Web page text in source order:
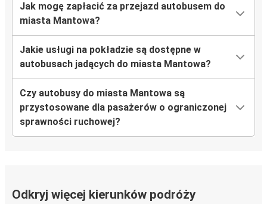
Jak mogę zapłacić za przejazd autobusem do
miasta Mantowa?
Jakie usługi na pokładzie są dostępne w
autobusach jadących do miasta Mantowa?
Czy autobusy do miasta Mantowa są
przystosowane dla pasażerów o ograniczonej
sprawności ruchowej?
Odkryj więcej kierunków podróży